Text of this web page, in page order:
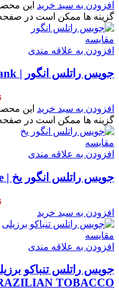
افزودن به سبد خرید این
گزینه ها ممکن است در
مقایسه
افزودن به علاقه مندی
جویس راتلس انگور | Ruthless Grape Drank
افزودن به سبد خرید این
گزینه ها ممکن است در
مقایسه
افزودن به علاقه مندی
جویس راتلس انگور یخ | Ruthless Grape Drank On Ice
افزودن به سبد خرید
مقایسه
افزودن به علاقه مندی
TOBACCO